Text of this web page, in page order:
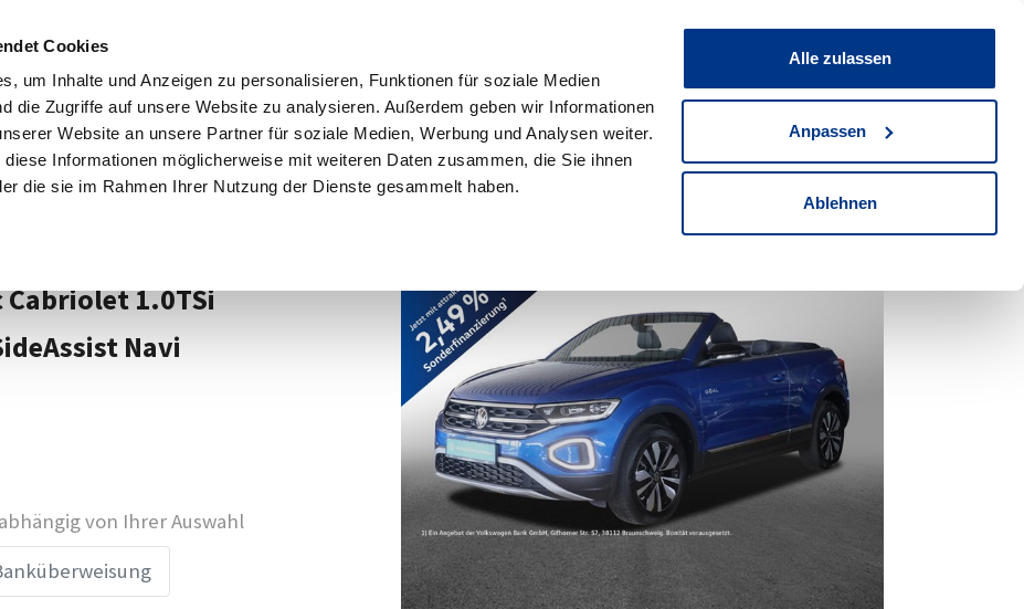
Cookies
um Inhalte und Anzeigen zu personalisieren, Funktionen für soziale Medien
die Zugriffe auf unsere Website zu analysieren. Außerdem geben wir Informationen
Website an unsere Partner für soziale Medien, Werbung und Analysen weiter.
Informationen möglicherweise mit weiteren Daten zusammen, die Sie ihnen
die sie im Rahmen Ihrer Nutzung der Dienste gesammelt haben.
Alle zulassen
Anpassen
Ablehnen
Unternehmen News & Events
3901Fahrzeuge Suche
Cabriolet 1.0TSi
Navi
von Ihrer Auswahl